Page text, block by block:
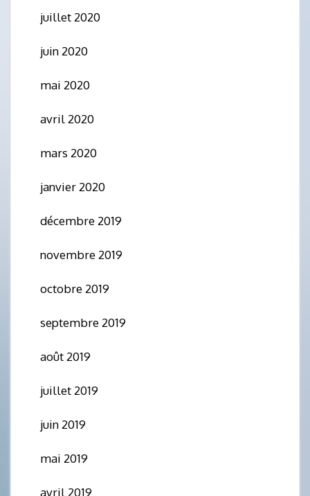
juillet 2020
juin 2020
mai 2020
avril 2020
mars 2020
janvier 2020
décembre 2019
novembre 2019
octobre 2019
septembre 2019
août 2019
juillet 2019
juin 2019
mai 2019
avril 2019